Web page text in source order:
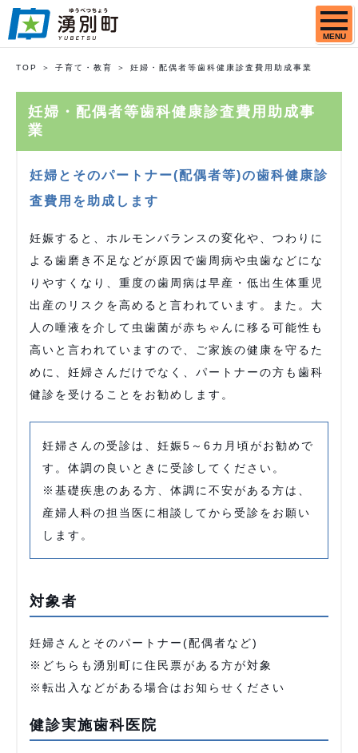
MENU
TOP 子育て・教育 妊婦・配偶者等歯科健康診査費用助成事業
妊婦・配偶者等歯科健康診査費用助成事
業
妊婦とそのパートナー(配偶者等)の歯科健康診
査費用を助成します
妊娠すると、ホルモンバランスの変化や、つわりに
よる歯磨き不足などが原因で歯周病や虫歯などにな
りやすくなり、重度の歯周病は早産・低出生体重児
出産のリスクを高めると言われています。また。大
人の唾液を介して虫歯菌が赤ちゃんに移る可能性も
高いと言われていますので、ご家族の健康を守るた
めに、妊婦さんだけでなく、パートナーの方も歯科
健診を受けることをお勧めします。
妊婦さんの受診は、妊娠5～6カ月頃がお勧めで
す。体調の良いときに受診してください。
※基礎疾患のある方、体調に不安がある方は、
産婦人科の担当医に相談してから受診をお願い
します。
対象者
妊婦さんとそのパートナー(配偶者など)
※どちらも湧別町に住民票がある方が対象
※転出入などがある場合はお知らせください
健診実施歯科医院